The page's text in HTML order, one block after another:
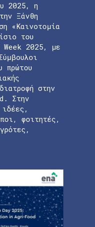
2025, η
Ξάνθη
«Καινοτομία
του
2025, με
πρώτου
στην
Στην
φοιτητές,